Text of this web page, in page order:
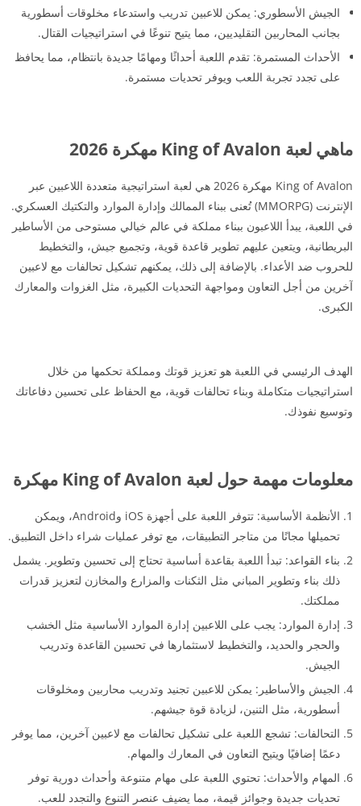
الجيش الأسطوري: يمكن للاعبين تدريب واستدعاء مخلوقات أسطورية
بجانب المحاربين التقليديين، مما يتيح تنوعًا في استراتيجيات القتال.
الأحداث المستمرة: تقدم اللعبة أحداثًا ومهامًا جديدة بانتظام، مما يحافظ
على تجدد تجربة اللعب ويوفر تحديات مستمرة.
ماهي لعبة King of Avalon مهكرة 2026
King of Avalon مهكرة 2026 هي لعبة استراتيجية متعددة اللاعبين عبر
الإنترنت (MMORPG) تُعنى ببناء الممالك وإدارة الموارد والتكتيك العسكري.
في اللعبة، يبدأ اللاعبون ببناء مملكة في عالم خيالي مستوحى من الأساطير
البريطانية، ويتعين عليهم تطوير قاعدة قوية، وتجميع جيش، والتخطيط
للحروب ضد الأعداء. بالإضافة إلى ذلك، يمكنهم تشكيل تحالفات مع لاعبين
آخرين من أجل التعاون ومواجهة التحديات الكبيرة، مثل الغزوات والمعارك
الكبرى.
الهدف الرئيسي في اللعبة هو تعزيز قوتك ومملكة تحكمها من خلال
استراتيجيات متكاملة وبناء تحالفات قوية، مع الحفاظ على تحسين دفاعاتك
وتوسيع نفوذك.
معلومات مهمة حول لعبة King of Avalon مهكرة
الأنظمة الأساسية: تتوفر اللعبة على أجهزة iOS وAndroid، ويمكن
تحميلها مجانًا من متاجر التطبيقات، مع توفر عمليات شراء داخل التطبيق.
بناء القواعد: تبدأ اللعبة بقاعدة أساسية تحتاج إلى تحسين وتطوير. يشمل
ذلك بناء وتطوير المباني مثل الثكنات والمزارع والمخازن لتعزيز قدرات
مملكتك.
إدارة الموارد: يجب على اللاعبين إدارة الموارد الأساسية مثل الخشب
والحجر والحديد، والتخطيط لاستثمارها في تحسين القاعدة وتدريب
الجيش.
الجيش والأساطير: يمكن للاعبين تجنيد وتدريب محاربين ومخلوقات
أسطورية، مثل التنين، لزيادة قوة جيشهم.
التحالفات: تشجع اللعبة على تشكيل تحالفات مع لاعبين آخرين، مما يوفر
دعمًا إضافيًا ويتيح التعاون في المعارك والمهام.
المهام والأحداث: تحتوي اللعبة على مهام متنوعة وأحداث دورية توفر
تحديات جديدة وجوائز قيمة، مما يضيف عنصر التنوع والتجدد للعب.